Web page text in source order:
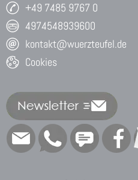
+49 7485 9767 0
4974548939600
kontakt@wuerzteufel.de
Cookies